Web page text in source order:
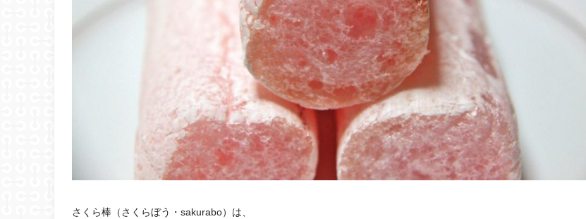
さくら棒（さくらぼう・sakurabo）は、